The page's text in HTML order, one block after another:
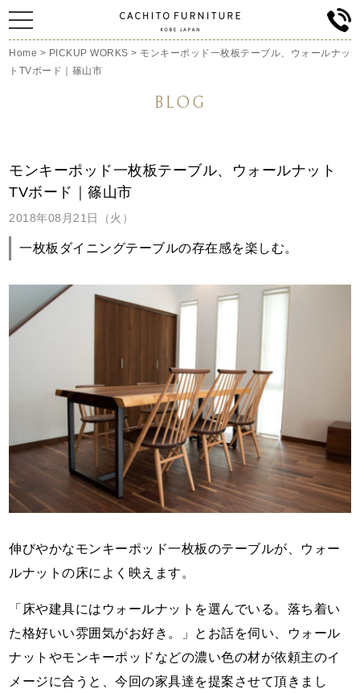
Home > PICKUP WORKS > モンキーポッド一枚板テーブル、ウォールナッ
トTVボード｜篠山市
BLOG
モンキーポッド一枚板テーブル、ウォールナット
TVボード｜篠山市
2018年08月21日（火）
一枚板ダイニングテーブルの存在感を楽しむ。
伸びやかなモンキーポッド一枚板のテーブルが、ウォー
ルナットの床によく映えます。
「床や建具にはウォールナットを選んでいる。落ち着い
た格好いい雰囲気がお好き。」とお話を伺い、ウォール
ナットやモンキーポッドなどの濃い色の材が依頼主のイ
メージに合うと、今回の家具達を提案させて頂きまし